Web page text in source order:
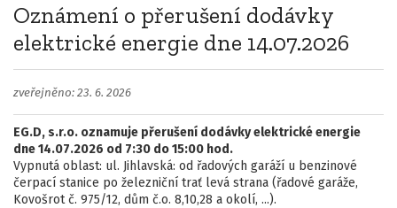
Oznámení o přerušení dodávky
elektrické energie dne 14.07.2026
zveřejněno: 23. 6. 2026
EG.D, s.r.o. oznamuje přerušení dodávky elektrické energie
dne 14.07.2026 od 7:30 do 15:00 hod.
Vypnutá oblast: ul. Jihlavská: od řadových garáží u benzinové
čerpací stanice po železniční trať levá strana (řadové garáže,
Kovošrot č. 975/12, dům č.o. 8,10,28 a okolí, ...).